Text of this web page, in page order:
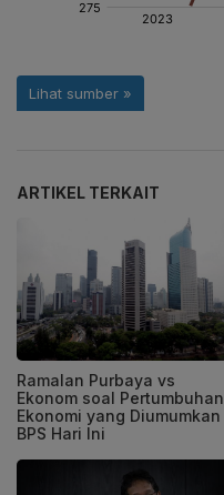
ARTIKEL TERKAIT
Ramalan Purbaya vs
Ekonom soal Pertumbuhan
Ekonomi yang Diumumkan
BPS Hari Ini